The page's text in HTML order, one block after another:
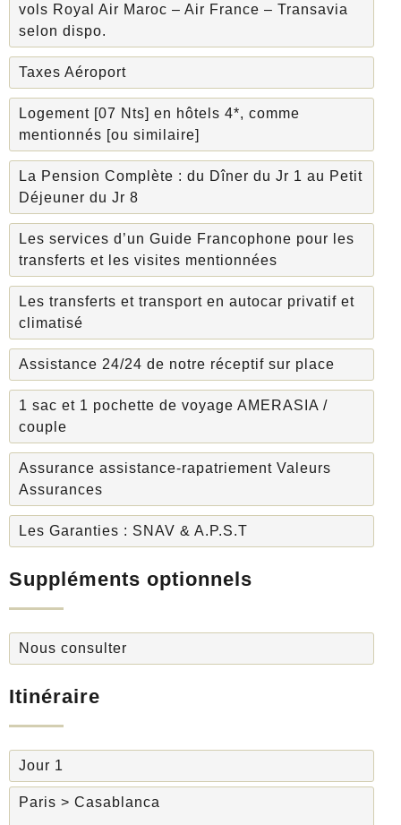
vols Royal Air Maroc – Air France – Transavia
selon dispo.
Taxes Aéroport
Logement [07 Nts] en hôtels 4*, comme
mentionnés [ou similaire]
La Pension Complète : du Dîner du Jr 1 au Petit
Déjeuner du Jr 8
Les services d’un Guide Francophone pour les
transferts et les visites mentionnées
Les transferts et transport en autocar privatif et
climatisé
Assistance 24/24 de notre réceptif sur place
1 sac et 1 pochette de voyage AMERASIA /
couple
Assurance assistance-rapatriement Valeurs
Assurances
Les Garanties : SNAV & A.P.S.T
Suppléments optionnels
Nous consulter
Itinéraire
Jour 1
Paris > Casablanca